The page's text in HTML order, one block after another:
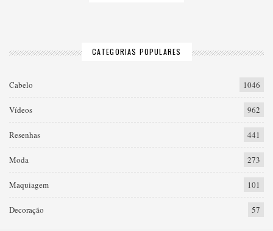
CATEGORIAS POPULARES
Cabelo 1046
Vídeos 962
Resenhas 441
Moda 273
Maquiagem 101
Decoração 57